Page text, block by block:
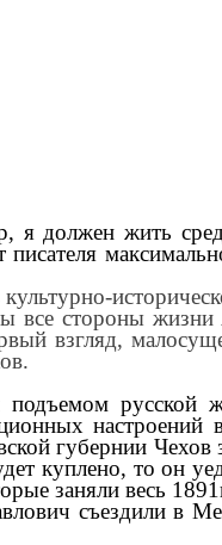
я должен жить
все стороны
взгляд,
русской
настроений
губернии Чехов
куплено, то он
заняли весь
съездили в